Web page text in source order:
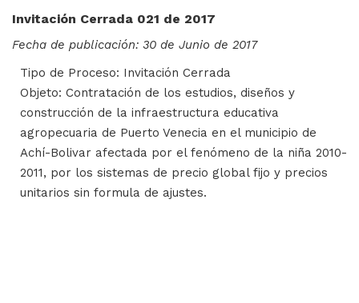
Invitación Cerrada 021 de 2017
Fecha de publicación: 30 de Junio de 2017
Tipo de Proceso: Invitación Cerrada
Objeto: Contratación de los estudios, diseños y
construcción de la infraestructura educativa
agropecuaria de Puerto Venecia en el municipio de
Achí-Bolivar afectada por el fenómeno de la niña 2010-
2011, por los sistemas de precio global fijo y precios
unitarios sin formula de ajustes.